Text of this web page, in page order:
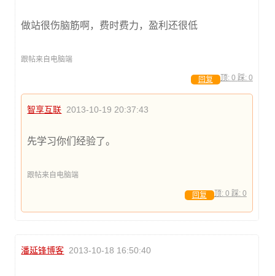
做站很伤脑筋啊，费时费力，盈利还很低
跟帖来自电脑端
顶: 0 踩: 0
回复
智享互联 2013-10-19 20:37:43
先学习你们经验了。
跟帖来自电脑端
顶: 0 踩: 0
回复
潘延锋博客 2013-10-18 16:50:40